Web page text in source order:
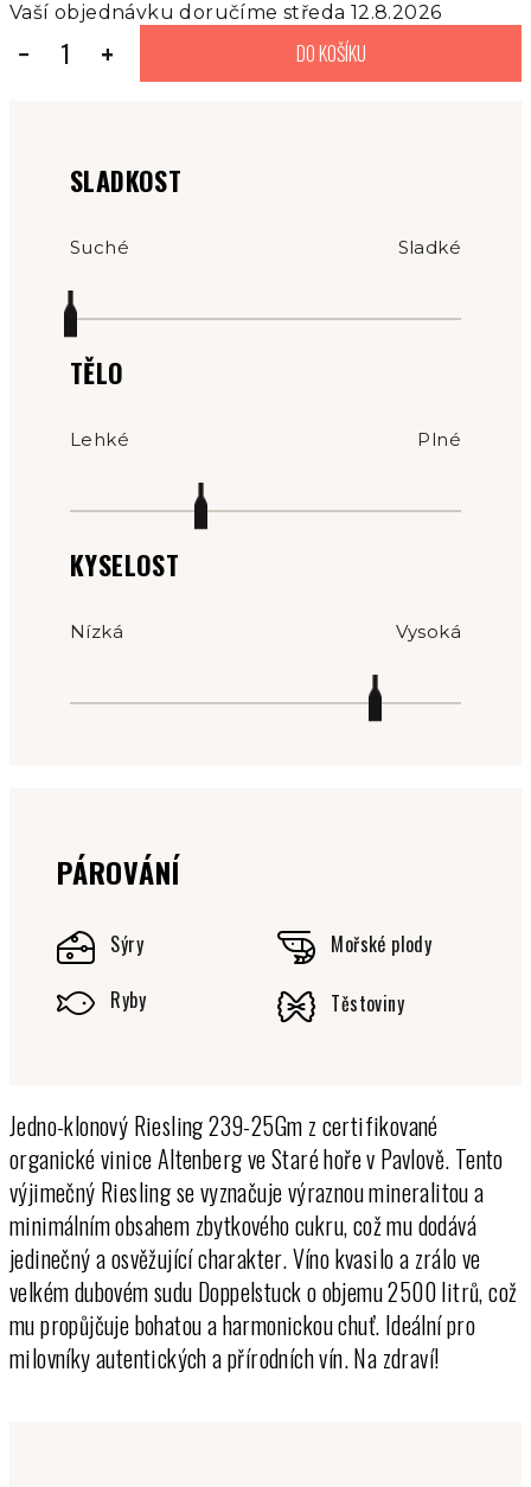
Vaší objednávku doručíme středa 12.8.2026
+
− DO KOŠÍKU
SLADKOST
Suché Sladké
TĚLO
Lehké Plné
KYSELOST
Nízká Vysoká
PÁROVÁNÍ
Sýry
Mořské plody
Ryby
Těstoviny
Jedno-klonový Riesling 239-25Gm z certifikované
organické vinice Altenberg ve Staré hoře v Pavlově. Tento
výjimečný Riesling se vyznačuje výraznou mineralitou a
minimálním obsahem zbytkového cukru, což mu dodává
jedinečný a osvěžující charakter. Víno kvasilo a zrálo ve
velkém dubovém sudu Doppelstuck o objemu 2500 litrů, což
mu propůjčuje bohatou a harmonickou chuť. Ideální pro
milovníky autentických a přírodních vín. Na zdraví!